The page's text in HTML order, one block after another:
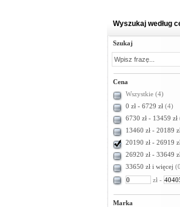
Wyszukaj według
Szukaj
Cena
Wszystkie (4)
0 zł - 6729 zł (4)
6730 zł - 13459 zł
13460 zł - 20189
20190 zł - 26919
26920 zł - 33649
33650 zł i więcej
zł -
Marka